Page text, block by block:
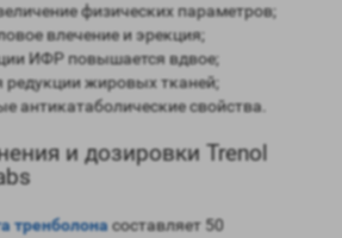
физических параметров;
влечение и эрекция;
ИФР повышается вдвое;
редукции жировых тканей;
антикатаболические свойства.
и дозировки Trenol
тренболонасоставляет 50